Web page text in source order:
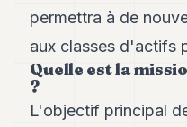
IMMOBILIER
PRIVATE
EQUITY
SPORT
permettra à de
aux classes d'actifs
Quelle est la
?
L'objectif principal